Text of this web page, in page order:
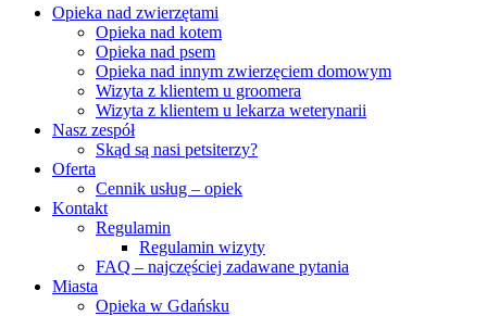
Close
Opieka nad zwierzętami
Opieka nad kotem
Opieka nad psem
Opieka nad innym zwierzęciem domowym
Wizyta z klientem u groomera
Wizyta z klientem u lekarza weterynarii
Nasz zespół
Skąd są nasi petsiterzy?
Oferta
Cennik usług – opiek
Kontakt
Regulamin
Regulamin wizyty
FAQ – najczęściej zadawane pytania
Miasta
Opieka w Gdańsku